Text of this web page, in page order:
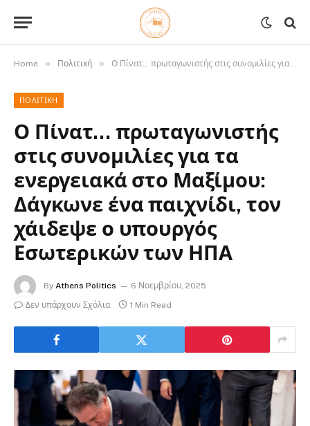
Home » Πολιτική » Ο Πίνατ… πρωταγωνιστής στις συνομιλίες για τα ενεργειακά στο Μαξίμου: Δάγκωνε ένα παιχνίδι, τον χάιδεψε ο υπουργός Εσωτερικών των ΗΠΑ
ΠΟΛΙΤΙΚΉ
Ο Πίνατ… πρωταγωνιστής
στις συνομιλίες για τα
ενεργειακά στο Μαξίμου:
Δάγκωνε ένα παιχνίδι, τον
χάιδεψε ο υπουργός
Εσωτερικών των ΗΠΑ
By Athens Politics
6 Νοεμβρίου, 2025
Δεν υπάρχουν Σχόλια
1 Min Read